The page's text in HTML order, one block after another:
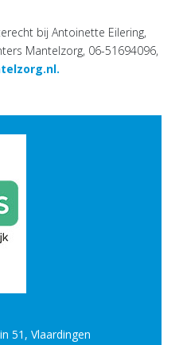
bij Antoinette Eilering,
Mantelzorg, 06-51694096,
51, Vlaardingen